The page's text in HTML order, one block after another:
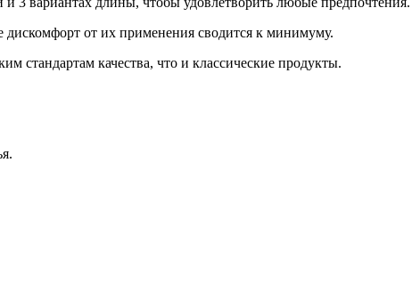
дискомфорт от их применения сводится к минимуму.
стандартам качества, что и классические продукты.